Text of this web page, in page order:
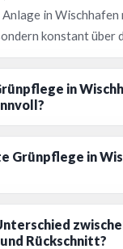
in Wischhafen
konstant über
in
Grünpflege in
Rückschnitt?